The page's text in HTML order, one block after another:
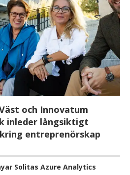
och Innovatum
inleder långsiktigt
entreprenörskap
Solitas Azure Analytics